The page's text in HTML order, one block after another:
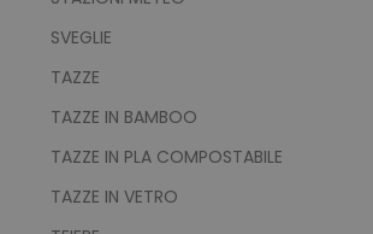
SVEGLIE
TAZZE
TAZZE IN BAMBOO
TAZZE IN PLA COMPOSTABILE
TAZZE IN VETRO